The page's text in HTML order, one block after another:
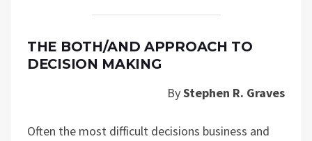
THE BOTH/AND APPROACH TO
DECISION MAKING
ByStephen R. Graves
Often the most difficult decisions business and